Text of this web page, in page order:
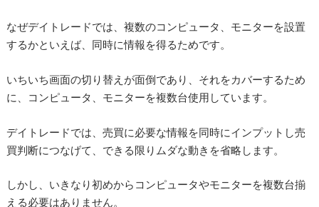
なぜデイトレードでは、複数のコンピュータ、モニターを設置
するかといえば、同時に情報を得るためです。
いちいち画面の切り替えが面倒であり、それをカバーするため
に、コンピュータ、モニターを複数台使用しています。
デイトレードでは、売買に必要な情報を同時にインプットし売
買判断につなげて、できる限りムダな動きを省略します。
しかし、いきなり初めからコンピュータやモニターを複数台揃
える必要はありません。